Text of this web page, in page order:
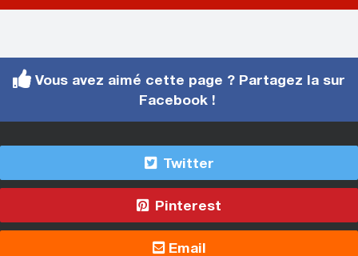
Vous avez aimé cette page ? Partagez la sur
Facebook !
Twitter
Pinterest
Email